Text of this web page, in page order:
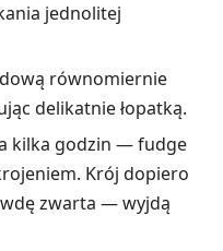
jednolitej
równomiernie
delikatnie łopatką.
kilka godzin — fudge
Krój dopiero
zwarta — wyjdą